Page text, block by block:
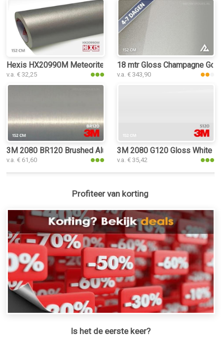
Hexis HX20990M Meteorite Grey Metal Matt interieurfolie
v.a. € 32,25
18 mtr Gloss Champagne
v.a. € 343,90
3M 2080 BR120 Brushed Aluminium interieurfolie
v.a. € 61,60
3M 2080 G120 Gloss White
v.a. € 35,42
Profiteer van korting
Is het de eerste keer?